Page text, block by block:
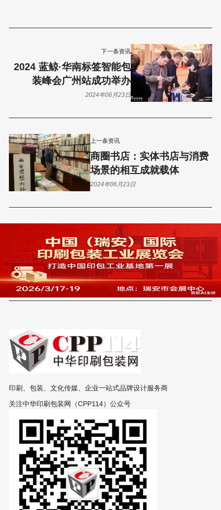
上一条资讯
商圈书店：实体书店与消费
场景的相互成就载体
2024年06月23日
下一条资讯
2024 蓝鲸·华南标签智能包
装峰会广州站成功举办
2024年06月23日
印刷、包装、文化传媒、企业一站式品牌设计服务商
关注中华印刷包装网（CPP114）公众号